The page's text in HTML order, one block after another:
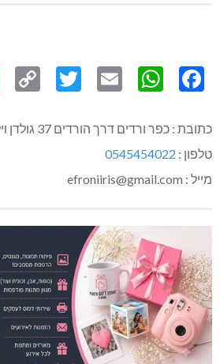
כתובת : כפר ורדים דרך הורדים 37 גולדן וילאג'
טלפון : 0545454022
מייל : efroniiris@gmail.com